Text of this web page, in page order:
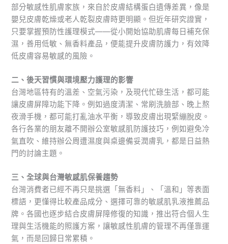
部分敏感性肌膚家族，來自於皮膚結構蛋白遺傳差異，像是
嬰兒皮膚乾燥或老人乾裂皮膚時更明顯。但近年研究證實，
只要掌握預防性護理模式——從小開始協助肌膚每日補充保
濕，善用低敏、無香料產品，便能提升皮膚防護力，有效降
低皮膚容易敏感的風險。
二、後天習慣與環境壓力護理的影響
台灣地區特有的溫差、空氣污染，及現代忙碌生活，都可能
讓皮膚屏障功能下降。例如過度清潔、常刷洗臉部、晚上熬
夜滑手機，都可能打亂油水平衡，導致皮膚出現緊繃脫皮。
各行各業的朋友離不開辦公室敏感肌防護技巧，例如避免冷
氣直吹、維持辦公周遭濕度與桌邊備妥潤膚乳，都是日益熱
門的討論主題。
三、全球與台灣敏感肌保養趨勢
台灣消費者已經不再只是挑選「無香料」、「溫和」等表面
標語，更懂得比較產品成分、選擇可靠的敏感肌乳液推薦品
牌。各國也逐步結合皮膚屏障修復的知識，推出符合個人生
理與生活機能的照護方案，讓敏感性肌膚的管理不再僅靠運
氣，而是回歸日常累積。